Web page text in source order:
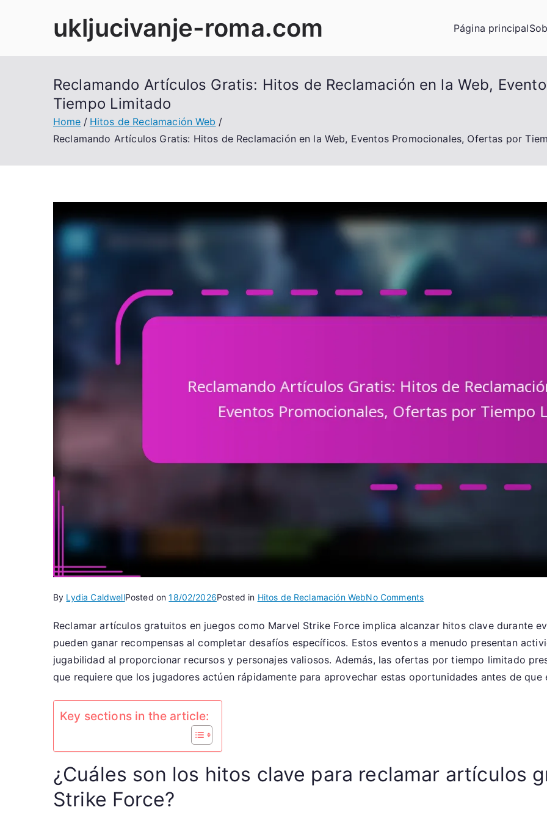
ukljucivanje-roma.com Página principal
Reclamando Artículos Gratis: Hitos de Reclamación en la Web,
Tiempo Limitado
Home
Hitos de Reclamación Web
Reclamando Artículos Gratis: Hitos de Reclamación en la Web, Eventos Promocionales, Ofertas por
By Lydia CaldwellPosted on18/02/2026Posted in Hitos de Reclamación WebNo Commentson
Artículos
Gratis:
Hitos
de
Promocionales,
Ofertas
Reclamar artículos gratuitos en juegos como Marvel Strike Force implica alcanzar hitos clave durante
pueden ganar recompensas al completar desafíos específicos. Estos eventos a menudo presentan
jugabilidad al proporcionar recursos y personajes valiosos. Además, las ofertas por tiempo limitado
que requiere que los jugadores actúen rápidamente para aprovechar estas oportunidades antes de que
Key sections in the article:
¿Cuáles son los hitos clave para reclamar artículos
Strike Force?